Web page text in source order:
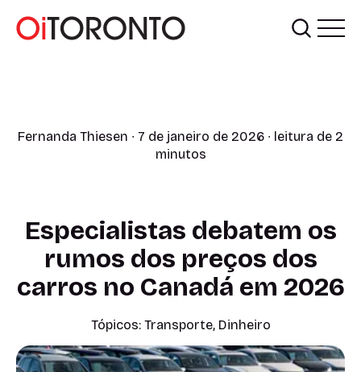
Fernanda Thiesen ∙ 7 de janeiro de 2026 ∙ leitura de 2
minutos
Especialistas debatem os
rumos dos preços dos
carros no Canadá em 2026
Tópicos: Transporte, Dinheiro